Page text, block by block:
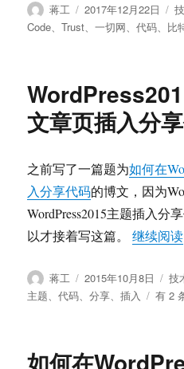
作
者
蒋工
发
布
2017年12月22日
分
类
Code、Trust、一切网、代码、 比
文章页插入分
之前写了一篇题为如何在
入分享代码的博文，因为
WordPress2015主题插入分
以才接着写这篇。继续阅读
作
者
蒋工
发
布
2015年10月8日
分
类
技
主题、代码、分享、插入
么
有 2